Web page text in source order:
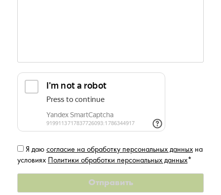
Я даю согласие на обработку персональных данных на
условиях Политики обработки персональных данных*